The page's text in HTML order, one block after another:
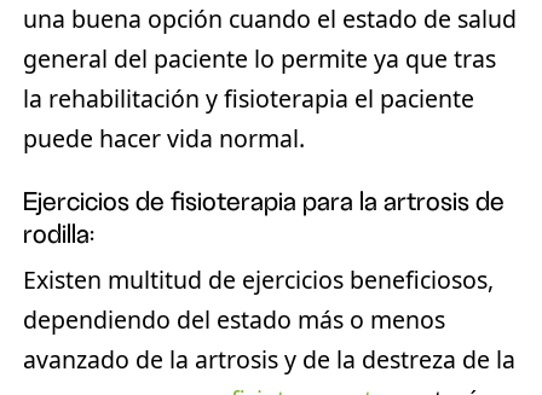
una buena opción cuando el estado de salud
general del paciente lo permite ya que tras
la rehabilitación y fisioterapia el paciente
puede hacer vida normal.
Ejercicios de fisioterapia para la artrosis de
rodilla:
Existen multitud de ejercicios beneficiosos,
dependiendo del estado más o menos
avanzado de la artrosis y de la destreza de la